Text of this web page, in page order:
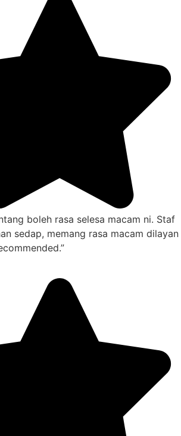
boleh rasa selesa macam ni. Staf
sedap, memang rasa macam dilayan